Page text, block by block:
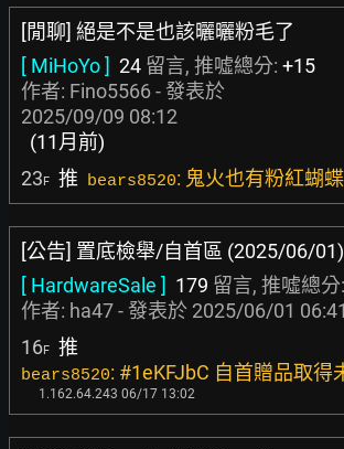
[閒聊] 絕是不是也該曬曬粉毛了
[ MiHoYo ] 24 留言, 推噓總分: +15
作者: Fino5566- 發表於
2025/09/09 08:12
(11月前)
23F 推 bears8520: 鬼火也有粉紅蝴
[公告] 置底檢舉/自首區 (2025/06/01)
[ HardwareSale ] 179 留言, 推噓總分:
作者: ha47- 發表於 2025/06/01 06:41
16F 推
bears8520: #1eKFJbC 自首贈品取得
1.162.64.243 06/17 13:02